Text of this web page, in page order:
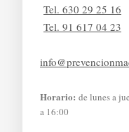
Tel. 630 29 25 16
Tel. 91 617 04 23
Horario: de lunes a
a 16:00